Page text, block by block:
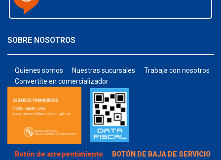
SOBRE NOSOTROS
Quienes somos Nuestras sucursales
Trabaja con nosotros
Convertite en comercializador
Botón de arrepentimiento BOTÓN DE BAJA DE SERVICIO